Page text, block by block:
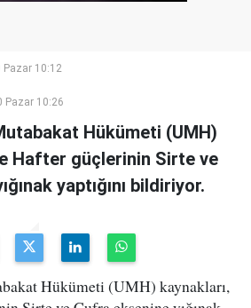
Pazar 10:12
Pazar 10:26
Hükümeti (UMH)
Hafter güçlerinin Sirte ve
yaptığını bildiriyor.
Hükümeti (UMH) kaynakları,